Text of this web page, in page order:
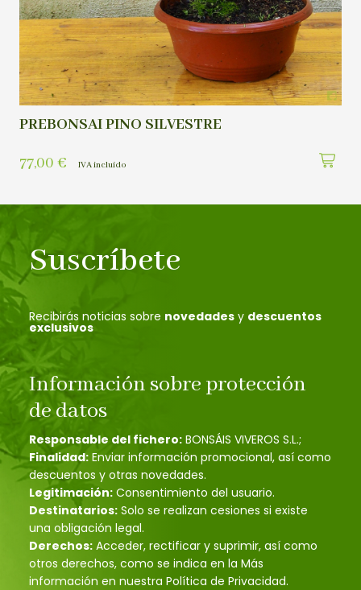
PREBONSAI PINO SILVESTRE
77,00 € IVA incluído
Suscríbete
Recibirás noticias sobre novedades y descuentos
exclusivos
Información sobre protección
de datos
Responsable del fichero: BONSÁIS VIVEROS S.L.;
Finalidad: Enviar información promocional, así como
descuentos y otras novedades.
Legitimación: Consentimiento del usuario.
Destinatarios: Solo se realizan cesiones si existe
una obligación legal.
Derechos: Acceder, rectificar y suprimir, así como
otros derechos, como se indica en la Más
información en nuestra Política de Privacidad.